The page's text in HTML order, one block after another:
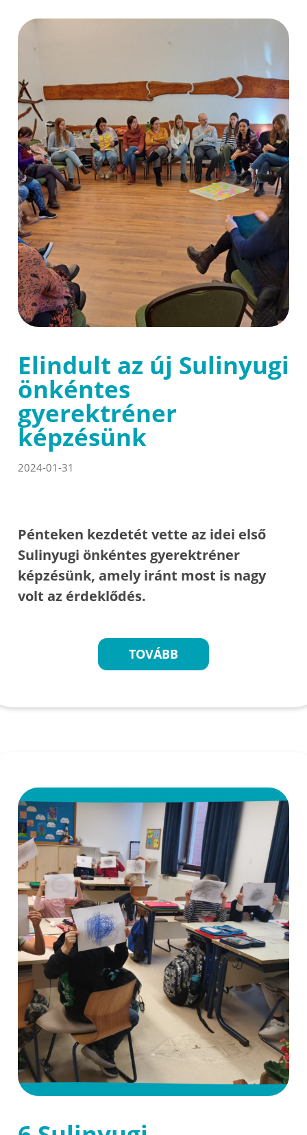
Elindult az új Sulinyugi
önkéntes
gyerektréner
képzésünk
2024-01-31
Pénteken kezdetét vette az idei első
Sulinyugi önkéntes gyerektréner
képzésünk, amely iránt most is nagy
volt az érdeklődés.
TOVÁBB